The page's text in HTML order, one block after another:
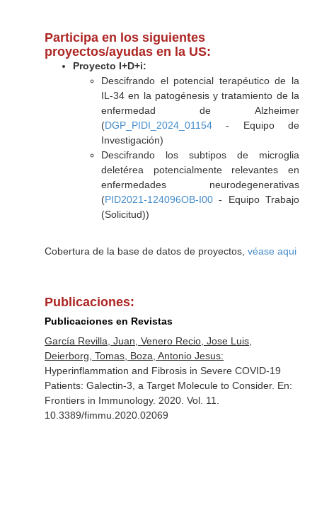
Participa en los siguientes
proyectos/ayudas en la US:
Proyecto I+D+i:
Descifrando el potencial terapéutico de la
IL-34 en la patogénesis y tratamiento de la
enfermedad de Alzheimer
(DGP_PIDI_2024_01154- Equipo de
Investigación)
Descifrando los subtipos de microglia
deletérea potencialmente relevantes en
enfermedades neurodegenerativas
(PID2021-124096OB-I00- Equipo Trabajo
(Solicitud))
Cobertura de la base de datos de proyectos, véase aqui
Publicaciones:
Publicaciones en Revistas
García Revilla, Juan, Venero Recio, Jose Luis,
Deierborg, Tomas, Boza, Antonio Jesus:
Hyperinflammation and Fibrosis in Severe COVID-19
Patients: Galectin-3, a Target Molecule to Consider. En:
Frontiers in Immunology. 2020. Vol. 11.
10.3389/fimmu.2020.02069